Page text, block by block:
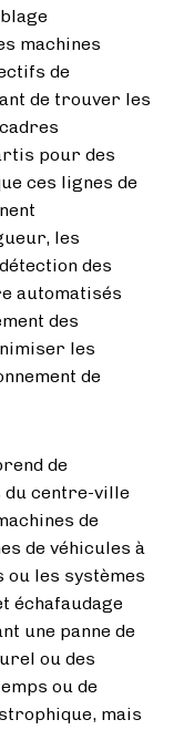
machines
de
de trouver les
pour des
ces lignes de
les
des
automatisés
des
les
de
de
centre-ville
de
de véhicules à
ou les systèmes
échafaudage
une panne de
ou des
ou de
mais